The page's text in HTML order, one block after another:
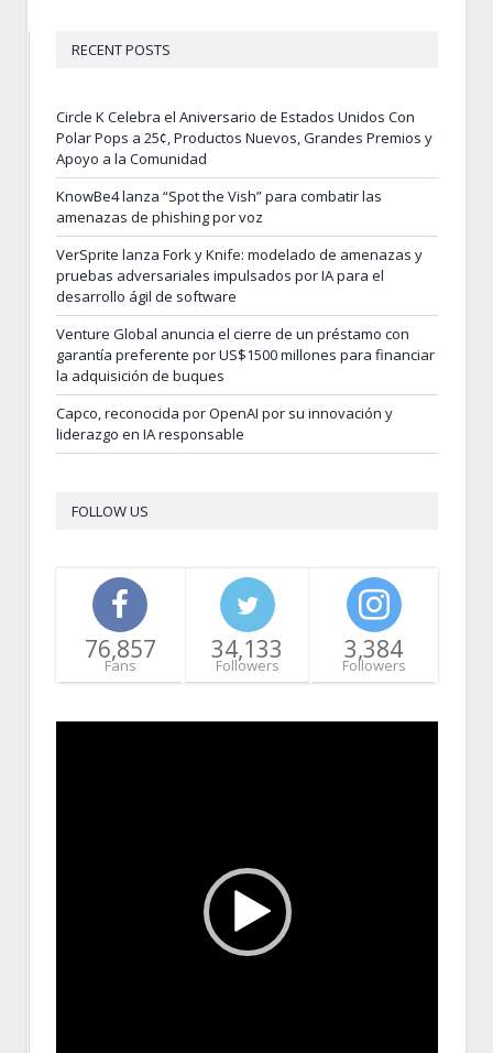
RECENT POSTS
Circle K Celebra el Aniversario de Estados Unidos Con
Polar Pops a 25¢, Productos Nuevos, Grandes Premios y
Apoyo a la Comunidad
KnowBe4 lanza “Spot the Vish” para combatir las
amenazas de phishing por voz
VerSprite lanza Fork y Knife: modelado de amenazas y
pruebas adversariales impulsados por IA para el
desarrollo ágil de software
Venture Global anuncia el cierre de un préstamo con
garantía preferente por US$1500 millones para financiar
la adquisición de buques
Capco, reconocida por OpenAI por su innovación y
liderazgo en IA responsable
FOLLOW US
76,857
Fans
34,133
Followers
3,384
Followers